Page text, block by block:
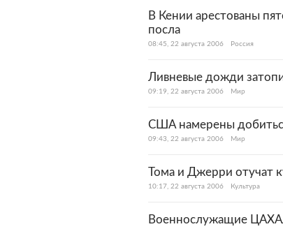
В Кении арестованы
посла
08:45, 22 августа 2006 Россия
Ливневые дожди
09:19, 22 августа 2006 Мир
США намерены
09:43, 22 августа 2006 Мир
Тома и Джерри отучат
10:17, 22 августа 2006 Культура
Военнослужащие